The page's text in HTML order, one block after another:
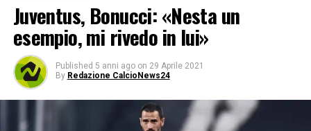
Juventus, Bonucci: «Nesta un
esempio, mi rivedo in lui»
Published 5 anni ago on 29 Aprile 2021
By Redazione CalcioNews24